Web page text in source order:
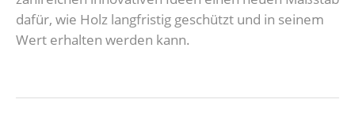
dafür, wie Holz langfristig geschützt und in seinem
Wert erhalten werden kann.